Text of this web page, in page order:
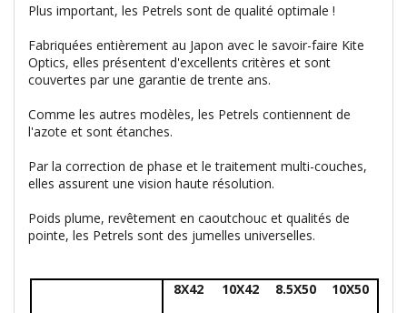
Plus important, les Petrels sont de qualité optimale !
Fabriquées entièrement au Japon avec le savoir-faire Kite
Optics, elles présentent d'excellents critères et sont
couvertes par une garantie de trente ans.
Comme les autres modèles, les Petrels contiennent de
l'azote et sont étanches.
Par la correction de phase et le traitement multi-couches,
elles assurent une vision haute résolution.
Poids plume, revêtement en caoutchouc et qualités de
pointe, les Petrels sont des jumelles universelles.
8X42 10X42 8.5X50
10X50